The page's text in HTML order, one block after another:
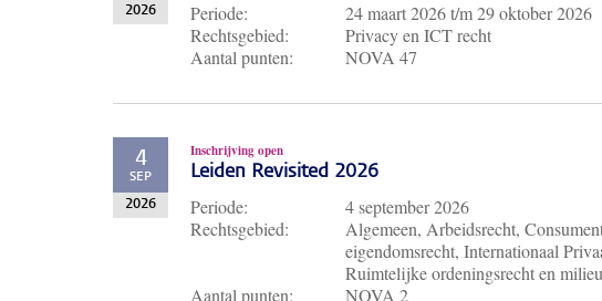
2026 Periode: 24 maart 2026t/m29 oktober 2026
Rechtsgebied:
Privacy en ICT recht
Aantal punten:
NOVA 47
4
SEP
2026
Inschrijving open
Leiden Revisited 2026
Periode:
4 september 2026
Rechtsgebied:
Algemeen, Arbeidsrecht,
eigendomsrecht, Internationaal
Ruimtelijke ordeningsrecht en
Aantal punten:
NOVA 2